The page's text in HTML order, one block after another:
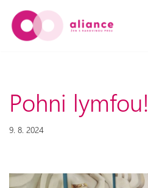
Přeskočit
Pohni lymfou!
9. 8. 2024